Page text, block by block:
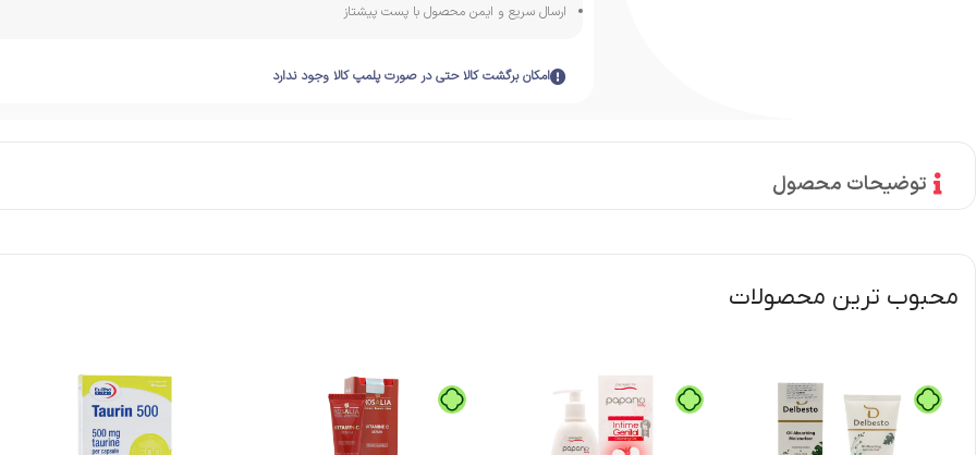
ارسال سریع و ایمن محصول با پست پیشتاز
امکان برگشت کالا حتی در صورت پلمپ کالا وجود ندارد
توضیحات محصول
محبوب ترین محصولات